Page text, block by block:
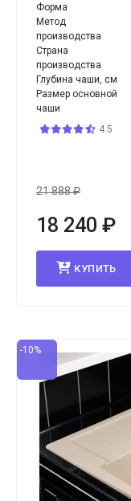
Форма
Метод
производства
Страна
производства
Глубина чаши, см
Размер основной
чаши
4.5
21 888₽
18 240 ₽
КУПИТЬ
-10%